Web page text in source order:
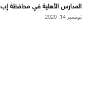
المدارس الأهلية في محافظة إب
نوفمبر 14, 2020